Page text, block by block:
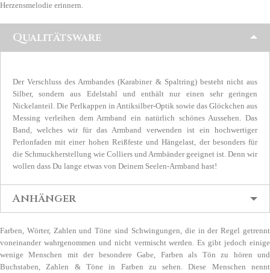
Herzensmelodie erinnern.
Qualitätsware
Der Verschluss des Armbandes (Karabiner & Spaltring) besteht nicht aus
Silber, sondern aus Edelstahl und enthält nur einen sehr geringen
Nickelanteil. Die Perlkappen in Antiksilber-Optik sowie das Glöckchen aus
Messing verleihen dem Armband ein natürlich schönes Aussehen. Das
Band, welches wir für das Armband verwenden ist ein hochwertiger
Perlonfaden mit einer hohen Reißfeste und Hängelast, der besonders für
die Schmuckherstellung wie Colliers und Armbänder geeignet ist. Denn wir
wollen dass Du lange etwas von Deinem Seelen-Armband hast!
Anhänger
Farben, Wörter, Zahlen und Töne sind Schwingungen, die in der Regel getrennt
voneinander wahrgenommen und nicht vermischt werden. Es gibt jedoch einige
wenige Menschen mit der besondere Gabe, Farben als Tön zu hören und
Buchstaben, Zahlen & Töne in Farben zu sehen. Diese Menschen nennt